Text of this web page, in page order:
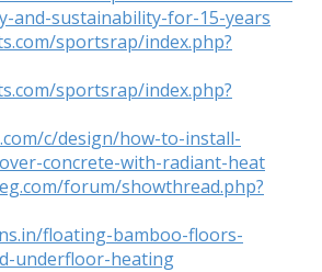
and-sustainability-for-15-years
sportsrap/index.php?
sportsrap/index.php?
c/design/how-to-install-
concrete-with-radiant-heat
forum/showthread.php?
floating-bamboo-floors-
underfloor-heating